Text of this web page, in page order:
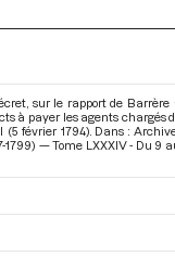
sur le rapport de
à payer les agents chargés
février 1794). Dans :
— Tome LXXXIV - Du 9